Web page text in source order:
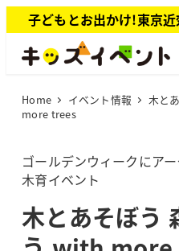
イ
子どもとお出かけ!東京
Home イベント情報
木と
more trees
ゴールデンウィークにア
木育イベント
木とあそぼう